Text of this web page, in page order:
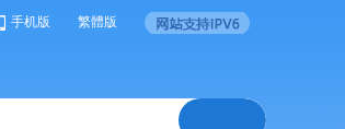
手机版 繁體版